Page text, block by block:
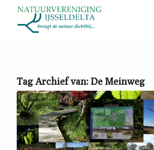
Tag Archief van: De Meinweg